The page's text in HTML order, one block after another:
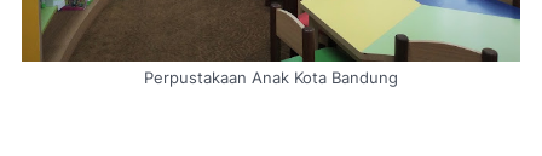
Perpustakaan Anak Kota Bandung